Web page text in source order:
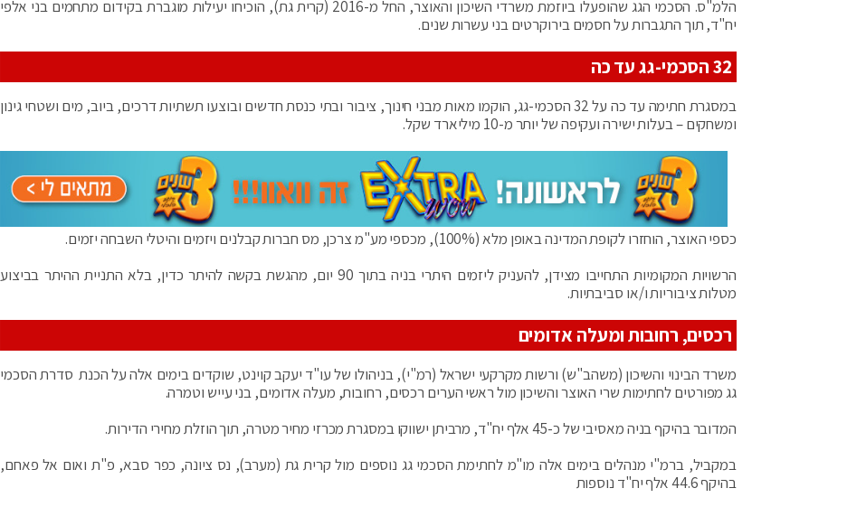
הלמ"ס. הסכמי הגג שהופעלו ביוזמת משרדי השיכון והאוצר, החל מ-2016 (קרית גת), הוכיחו יעילות מוגברת בקידום מתחמים בני אלפי
יח"ד, תוך התגברות על חסמים בירוקרטים בני עשרות שנים.
32 הסכמי-גג עד כה
במסגרת חתימה עד כה על 32 הסכמי-גג, הוקמו מאות מבני חינוך, ציבור ובתי כנסת חדשים ובוצעו תשתיות דרכים, ביוב, מים ושטחי גינון
ומשחקים – בעלות ישירה ועקיפה של יותר מ-10 מיליארד שקל.
כספי האוצר, הוחזרו לקופת המדינה באופן מלא (100%), מכספי מע"מ צרכן, מס חברות קבלנים ויזמים והיטלי השבחה יזמים.
הרשויות המקומיות התחייבו מצידן, להעניק ליזמים היתרי בניה בתוך 90 יום, מהגשת בקשה להיתר כדין, בלא התניית ההיתר בביצוע
מטלות ציבוריות ו/או סביבתיות.
רכסים, רחובות ומעלה אדומים
משרד הבינוי והשיכון (משהב"ש) ורשות מקרקעי ישראל (רמ"י), בניהולו של עו"ד יעקב קוינט, שוקדים בימים אלה על הכנת סדרת הסכמי
גג מפורטים לחתימות שרי האוצר והשיכון מול ראשי הערים רכסים, רחובות, מעלה אדומים, בני עייש וטמרה.
המדובר בהיקף בניה מאסיבי של כ-45 אלף יח"ד, מרביתן ישווקו במסגרת מכרזי מחיר מטרה, תוך הוזלת מחירי הדירות.
במקביל, ברמ"י מנהלים בימים אלה מו"מ לחתימת הסכמי גג נוספים מול קרית גת (מערב), נס ציונה, כפר סבא, פ"ת ואום אל פאחם,
בהיקף 44.6 אלף יח"ד נוספות